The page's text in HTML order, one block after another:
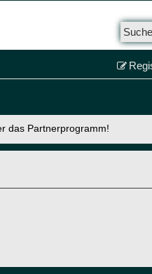
das Partnerprogramm!